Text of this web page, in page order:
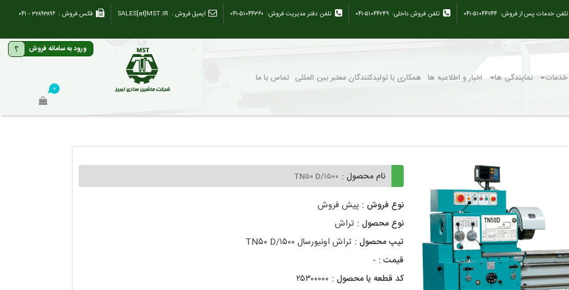
فکس فروش : ۳۲۸۹۳۸۹۶ - ۰۴۱ ایمیل فروش : SALES[at]MST.IR تلفن دفتر مدیریت فروش: ۰۴۱-۵۱۰۴۴۳۶۰ تلفن فروش داخلی: ۰۴۱-۵۱۰۴۴۲۴۹ تلفن خدمات پس از فروش: ۰۴۱-۵۱۰۴۴۷۴۴
خدمات نمایندگی ها اخبار و اطلاعیه ها همکاری با تولیدکنندگان معتبر بین المللی تماس با ما
ورود به سامانه فروش ؟
۰
نام محصول : TN۵۰ D/۱۵۰۰
نوع فروش : پیش فروش
نوع محصول : تراش
تیپ محصول : تراش اونیورسال TN۵۰ D/۱۵۰۰
قیمت : -
کد قطعه یا محصول : ۲۵۳۰۰۰۰۰